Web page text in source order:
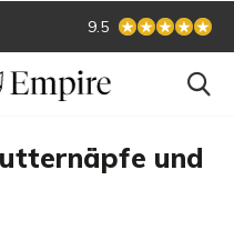
Größte Sammlung
9.5
und